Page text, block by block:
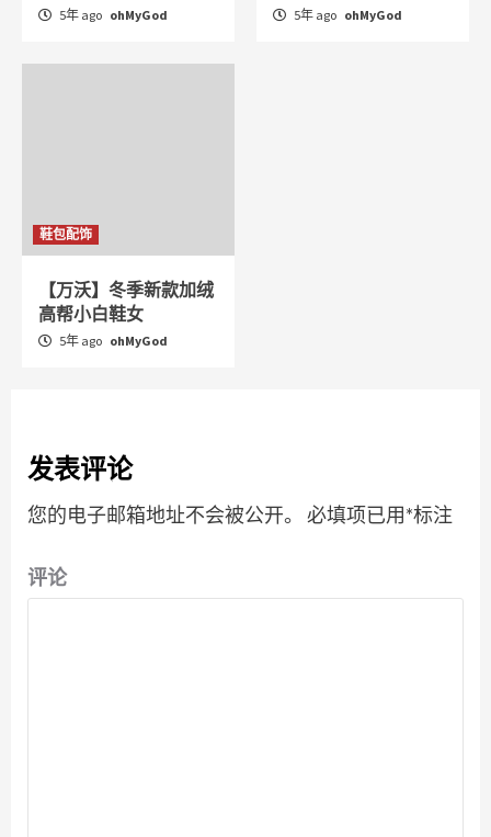
5年 ago ohMyGod 5年 ago ohMyGod
鞋包配饰
【万沃】冬季新款加绒
高帮小白鞋女
5年 ago ohMyGod
发表评论
您的电子邮箱地址不会被公开。 必填项已用*标注
评论